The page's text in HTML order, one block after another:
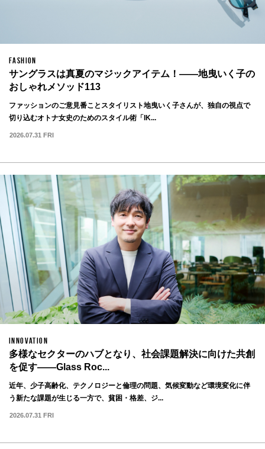
FASHION
サングラスは真夏のマジックアイテム！——地曳いく子の
おしゃれメソッド113
ファッションのご意見番ことスタイリスト地曳いく子さんが、独自の視点で
切り込むオトナ女史のためのスタイル術「IK...
2026.07.31 FRI
INNOVATION
多様なセクターのハブとなり、社会課題解決に向けた共創
を促す——Glass Roc...
近年、少子高齢化、テクノロジーと倫理の問題、気候変動など環境変化に伴
う新たな課題が生じる一方で、貧困・格差、ジ...
2026.07.31 FRI